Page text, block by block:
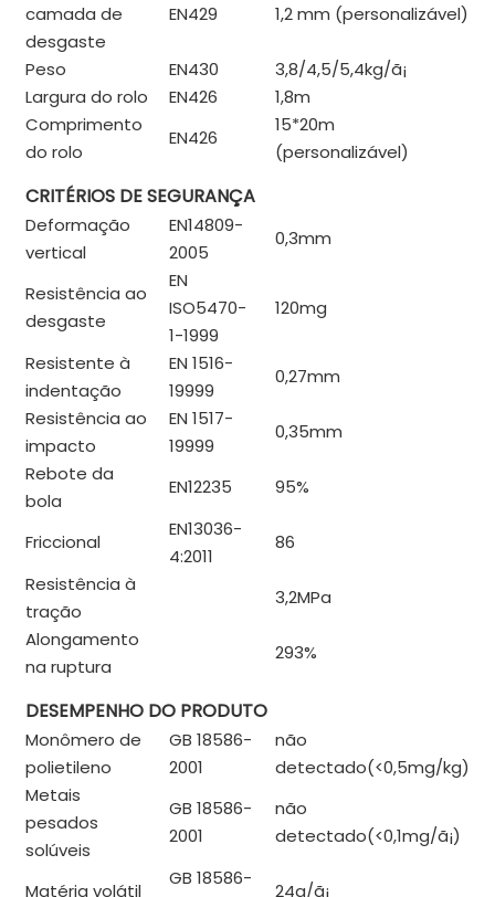
camada de
desgaste
EN429 1,2 mm (personalizável)
Peso EN430 3,8/4,5/5,4kg/ã¡
Largura do rolo
EN426
1,8m
Comprimento
do rolo
EN426
15*20m
(personalizável)
CRITÉRIOS DE SEGURANÇA
Deformação
vertical
EN14809-
2005
0,3mm
Resistência ao
desgaste
EN
ISO5470-
1-1999
120mg
Resistente à
indentação
EN 1516-
19999
0,27mm
Resistência ao
impacto
EN 1517-
19999
0,35mm
Rebote da
bola
EN12235 95%
Friccional
EN13036-
4:2011
86
Resistência à
tração
3,2MPa
Alongamento
na ruptura
293%
DESEMPENHO DO PRODUTO
Monômero de
polietileno
GB 18586-
2001
não
detectado(<0,5mg/kg)
Metais
pesados ​​
solúveis
GB 18586-
2001
não
detectado(<0,1mg/ã¡)
Matéria volátil
GB 18586-
24g/ã¡